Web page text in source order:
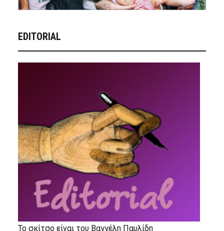
EDITORIAL
Το σκίτσο είναι του Βαγγέλη Παυλίδη